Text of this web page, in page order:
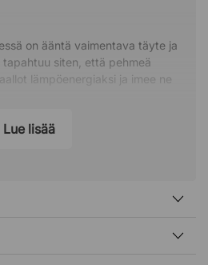
on ääntä vaimentava täyte ja
siten, että pehmeä
lämpöenergiaksi ja imee ne
äänet.
Lue lisää